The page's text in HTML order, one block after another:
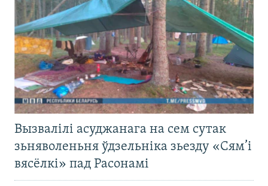
Вызвалілі асуджанага на сем сутак
зьняволеньня ўдзельніка зьезду «Сям’і
вясёлкі» пад Расонамі